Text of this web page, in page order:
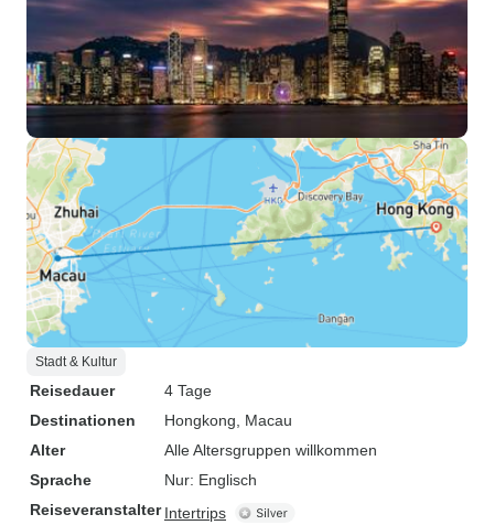
Stadt & Kultur
Reisedauer
4 Tage
Destinationen
Hongkong , Macau
Alter
Alle Altersgruppen willkommen
Sprache
Nur: Englisch
Reiseveranstalter Intertrips